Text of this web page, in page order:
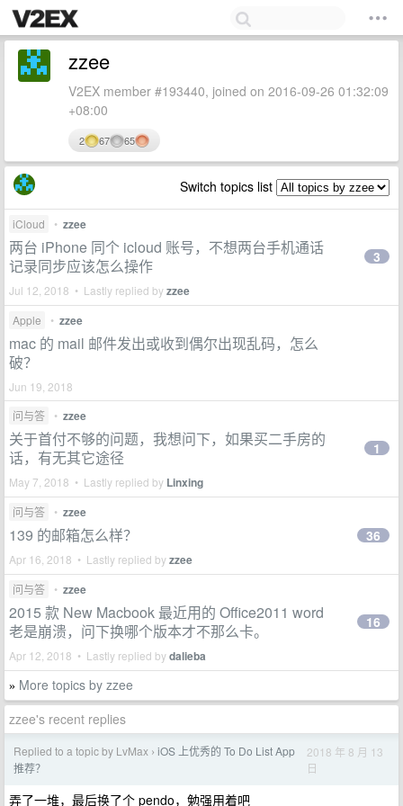
zzee
V2EX member #193440, joined on 2016-09-26 01:32:09
+08:00
2 67 65
Switch topics list
iCloud • zzee
两台 iPhone 同个 icloud 账号，不想两台手机通话
记录同步应该怎么操作
Jul 12, 2018 • Lastly replied byzzee
3
Apple • zzee
mac 的 mail 邮件发出或收到偶尔出现乱码，怎么
破？
Jun 19, 2018
问与答
• zzee
关于首付不够的问题，我想问下，如果买二手房的
话，有无其它途径
May 7, 2018 • Lastly replied by Linxing
1
问与答 • zzee
139 的邮箱怎么样？
Apr 16, 2018 • Lastly replied byzzee
36
问与答 • zzee
2015 款 New Macbook 最近用的 Office2011 word
老是崩溃，问下换哪个版本才不那么卡。
Apr 12, 2018 • Lastly replied bydalieba
16
» More topics by zzee
zzee's recent replies
Replied to a topic by LvMax › iOS 上优秀的 To Do List App
推荐？
2018 年 8 月 13
日
弄了一堆，最后换了个 pendo，勉强用着吧